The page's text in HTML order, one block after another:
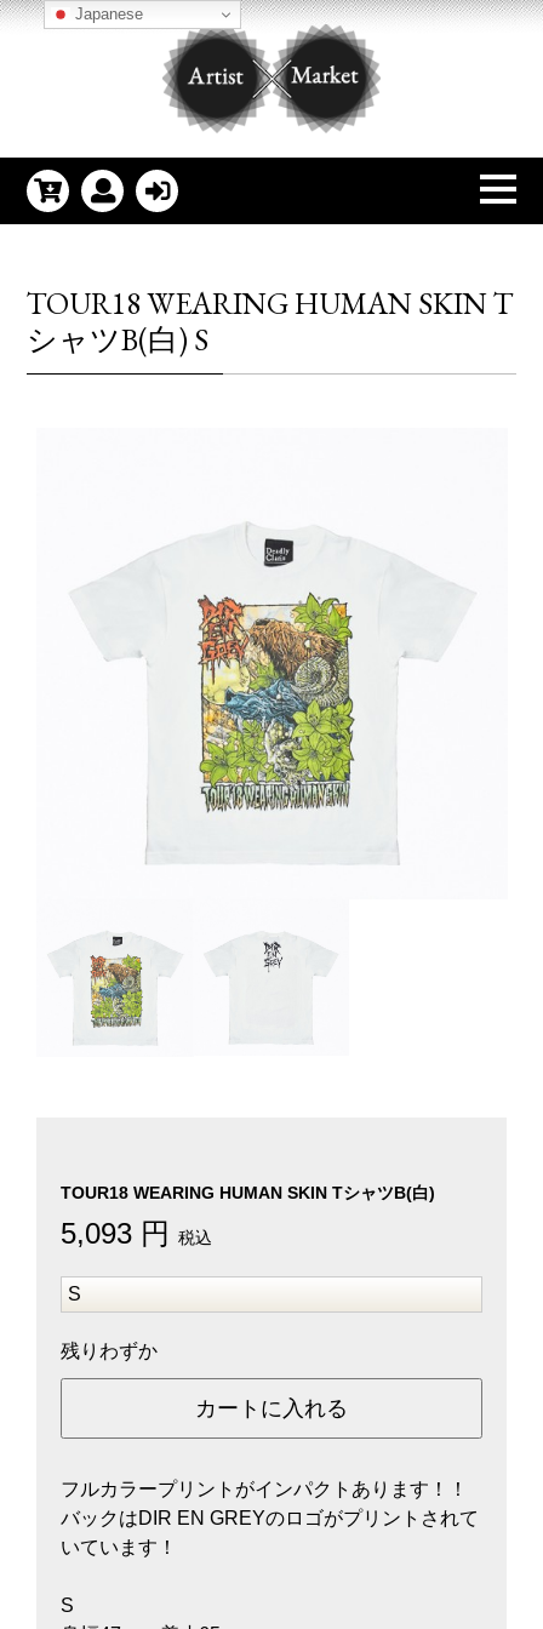
TOUR18 WEARING HUMAN SKIN T
シャツB(白) S
TOUR18 WEARING HUMAN SKIN TシャツB(白)
5,093 円税込
残りわずか
カートに入れる
フルカラープリントがインパクトあります！！
バックはDIR EN GREYのロゴがプリントされて
いています！
S
Japanese